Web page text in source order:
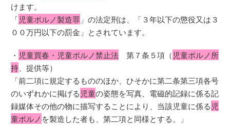
けます。
「児童ポルノ製造罪 」の法定刑は、「３年以下の懲役又は３
００万円以下の罰金」とされています。
・ 児童買春・児童ポルノ禁止法 第７条５項（ 児童ポルノ所
持、提供等）
「前二項に規定するもののほか、ひそかに第二条第三項各号
のいずれかに掲げる 児童の姿態を写真、電磁的記録に係る記
録媒体その他の物に描写することにより、当該児童に係る 児
童ポルノ を製造した者も、第二項と同様とする。」